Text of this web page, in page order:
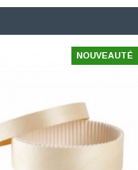
NOUVEAUTÉ